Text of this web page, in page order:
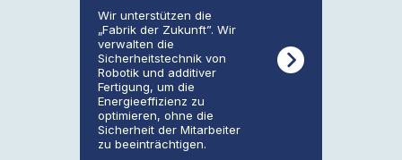
Wir unterstützen die
„Fabrik der Zukunft”. Wir
verwalten die
Sicherheitstechnik von
Robotik und additiver
Fertigung, um die
Energieeffizienz zu
optimieren, ohne die
Sicherheit der Mitarbeiter
zu beeinträchtigen.